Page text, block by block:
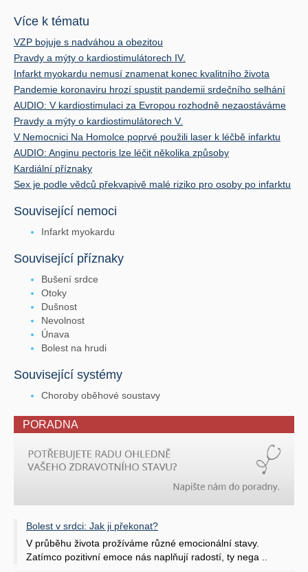
Více k tématu
VZP bojuje s nadváhou a obezitou
Pravdy a mýty o kardiostimulátorech IV.
Infarkt myokardu nemusí znamenat konec kvalitního života
Pandemie koronaviru hrozí spustit pandemii srdečního selhání
AUDIO: V kardiostimulaci za Evropou rozhodně nezaostáváme
Pravdy a mýty o kardiostimulátorech V.
V Nemocnici Na Homolce poprvé použili laser k léčbě infarktu
AUDIO: Anginu pectoris lze léčit několika způsoby
Kardiální příznaky
Sex je podle vědců překvapivě malé riziko pro osoby po infarktu
Související nemoci
Infarkt myokardu
Související příznaky
Bušení srdce
Otoky
Dušnost
Nevolnost
Únava
Bolest na hrudi
Související systémy
Choroby oběhové soustavy
PORADNA
Bolest v srdci: Jak ji překonat?
V průběhu života prožíváme různé emocionální stavy.
Zatímco pozitivní emoce nás naplňují radostí, ty nega ..